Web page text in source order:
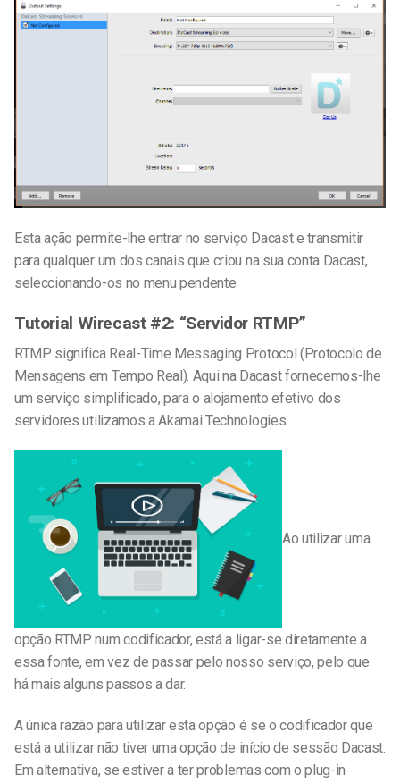
Esta ação permite-lhe entrar no serviço Dacast e transmitir
para qualquer um dos canais que criou na sua conta Dacast,
seleccionando-os no menu pendente
Tutorial Wirecast #2: “Servidor RTMP”
RTMP significa Real-Time Messaging Protocol (Protocolo de
Mensagens em Tempo Real). Aqui na Dacast fornecemos-lhe
um serviço simplificado, para o alojamento efetivo dos
servidores utilizamos a Akamai Technologies.
Ao utilizar uma
opção RTMP num codificador, está a ligar-se diretamente a
essa fonte, em vez de passar pelo nosso serviço, pelo que
há mais alguns passos a dar.
A única razão para utilizar esta opção é se o codificador que
está a utilizar não tiver uma opção de início de sessão Dacast.
Em alternativa, se estiver a ter problemas com o plug-in